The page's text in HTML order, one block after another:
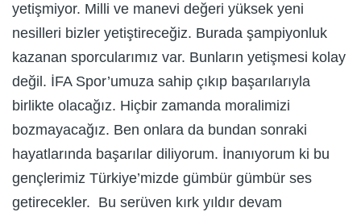
yetişmiyor. Milli ve manevi değeri yüksek yeni
nesilleri bizler yetiştireceğiz. Burada şampiyonluk
kazanan sporcularımız var. Bunların yetişmesi kolay
değil. İFA Spor’umuza sahip çıkıp başarılarıyla
birlikte olacağız. Hiçbir zamanda moralimizi
bozmayacağız. Ben onlara da bundan sonraki
hayatlarında başarılar diliyorum. İnanıyorum ki bu
gençlerimiz Türkiye’mizde gümbür gümbür ses
getirecekler. Bu serüven kırk yıldır devam